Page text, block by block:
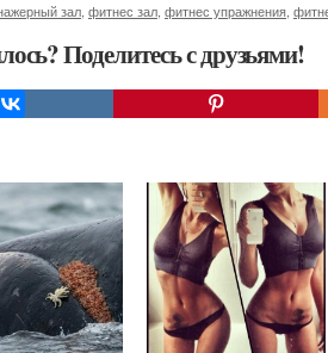
зал фитнес зал фитнес упражнения
Поделитесь с друзьями!